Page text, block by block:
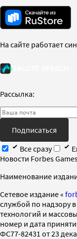
На сайте работает
Рассылка:
Подписаться
Все сразу
Новости Forbes
Наименование
Cетевое издание «
службой по надзору
технологий и
номер и дата
ФС77-82431 от 23